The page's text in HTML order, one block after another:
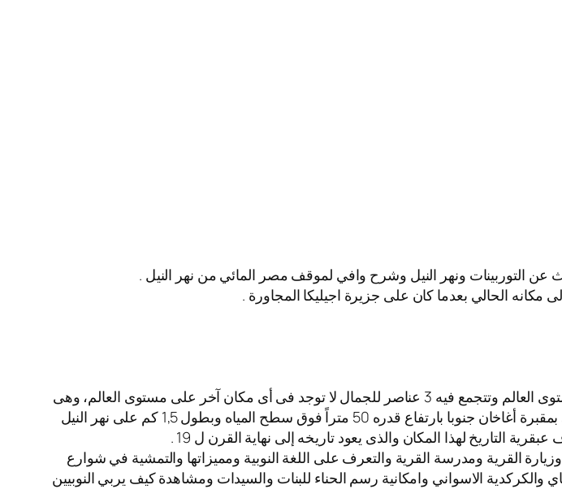
عن التوربينات ونهر النيل وشرح وافي لموقف مصر المائي من نهر النيل .
مكانه الحالي بعدما كان على جزيرة اجيليكا المجاورة .
تقع الحديقة النباتية فى جزيرة وسط النيل بمدينة أسوان، ويعد موقعها متفردا على مستوى العالم وتتجمع فيه 3 عناصر للجمال لا توجد فى أى مكان آخر على مستوى العالم، وهى
طلتها على الجبل الغربى الغنى بالكنوز الفرعونية والذى يبدأ بمقابر النبلاء شمال وينتهى بمقبرة أغاخان جنوبا بارتفاع قدره 50 متراً فوق سطح المياه وبطول 1,5 كم على نهر النيل
التاريخ لهذا المكان والذى يعود تاريخه إلى نهاية القرن ل 19 .
باسوان (اختياري)من خلال لانش 45 دقيقة في النيل وزيارة القرية ومدرسة القرية والتعرف على اللغة النوبية ومميزاتها والتمشية في شوارع
والكركدية الاسواني وامكانية رسم الحناء للبنات والسيدات ومشاهدة كيف يربي النوبيين